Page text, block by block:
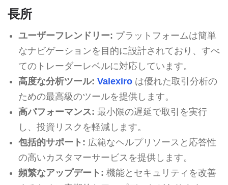
長所
ユーザーフレンドリー: プラットフォームは簡単
なナビゲーションを目的に設計されており、すべ
てのトレーダーレベルに対応しています。
高度な分析ツール: Valexiroは優れた取引分析の
ための最高級のツールを提供します。
高パフォーマンス: 最小限の遅延で取引を実行
し、投資リスクを軽減します。
包括的サポート: 広範なヘルプリソースと応答性
の高いカスタマーサービスを提供します。
頻繁なアップデート: 機能とセキュリティを改善